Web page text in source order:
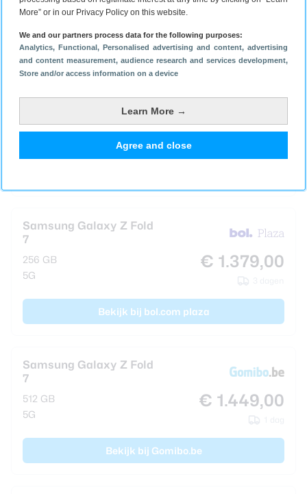
More” or in our Privacy Policy on this website.
We and our partners process data for the following purposes:
Analytics, Functional, Personalised advertising and content, advertising
and content measurement, audience research and services development,
Store and/or access information on a device
Learn More →
Agree and close
1 dag
Bekijk bij Gomibo.be
7
€ 1.355,99
Samsung Galaxy Z Fold
7
256 GB
5G
€ 1.379,00
Bekijk bij bol.com plaza
Samsung Galaxy Z Fold
7
512 GB
5G
€ 1.449,00
Bekijk bij Gomibo.be